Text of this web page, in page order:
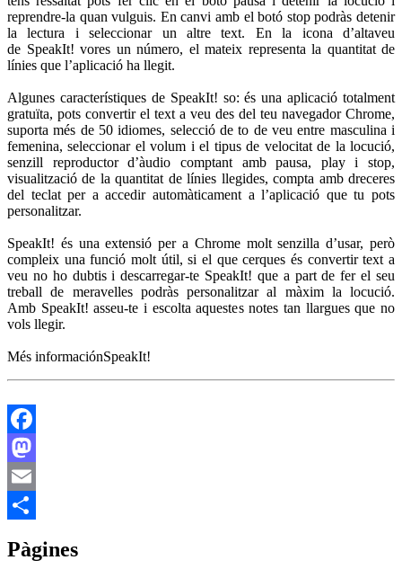
reprendre-la quan vulguis. En canvi amb el botó stop podràs detenir
la lectura i seleccionar un altre text. En la icona d’altaveu
de SpeakIt! vores un número, el mateix representa la quantitat de
línies que l’aplicació ha llegit.
Algunes característiques de SpeakIt! so: és una aplicació totalment
gratuïta, pots convertir el text a veu des del teu navegador Chrome,
suporta més de 50 idiomes, selecció de to de veu entre masculina i
femenina, seleccionar el volum i el tipus de velocitat de la locució,
senzill reproductor d’àudio comptant amb pausa, play i stop,
visualització de la quantitat de línies llegides, compta amb dreceres
del teclat per a accedir automàticament a l’aplicació que tu pots
personalitzar.
SpeakIt! és una extensió per a Chrome molt senzilla d’usar, però
compleix una funció molt útil, si el que cerques és convertir text a
veu no ho dubtis i descarregar-te SpeakIt! que a part de fer el seu
treball de meravelles podràs personalitzar al màxim la locució.
Amb SpeakIt! asseu-te i escolta aquestes notes tan llargues que no
vols llegir.
Més informaciónSpeakIt!
Facebook
Mastodon
Email
Pàgines